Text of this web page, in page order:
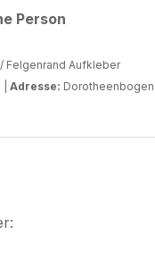
Land zu Land
Einsatz von
reflektierenden
gesetzlichen
Person
Felgenrand Aufkleber
Adresse: Dorotheenbogen